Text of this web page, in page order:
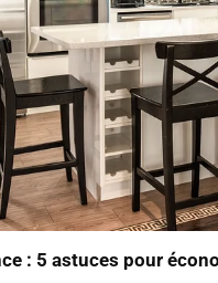
: 5 astuces pour